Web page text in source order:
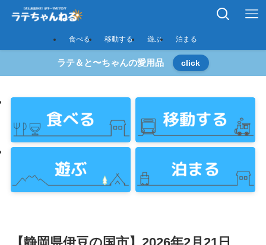
食べる 移動する 遊ぶ 泊まる
ラテ＆と〜ちゃんの愛用品 click